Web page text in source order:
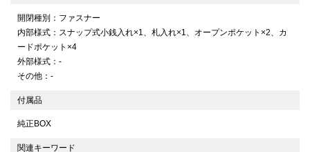
開閉種別：ファスナー
内部様式：スナップ式小銭入れ×1、札入れ×1、オープンポケット×2、カ
ードポケット×4
外部様式：-
その他：-
付属品
純正BOX
関連キーワード